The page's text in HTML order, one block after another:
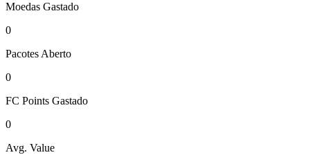
Moedas Gastado
0
Pacotes Aberto
0
FC Points Gastado
0
Avg. Value